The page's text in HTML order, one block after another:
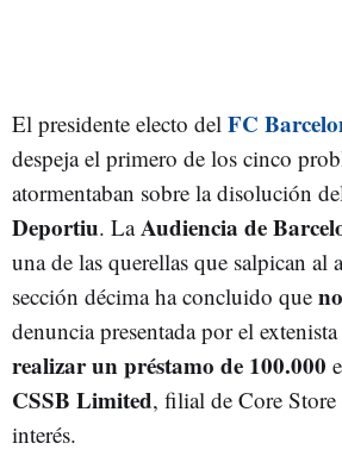
El presidente electo del FC
despeja el primero de los cinco
atormentaban sobre la disolución
Deportiu. LaAudiencia de
una de las querellas que salpican al
sección décima ha concluido que
denuncia presentada por el extenista
realizar un préstamo de 100.000
CSSB Limited, filial de Core
interés.